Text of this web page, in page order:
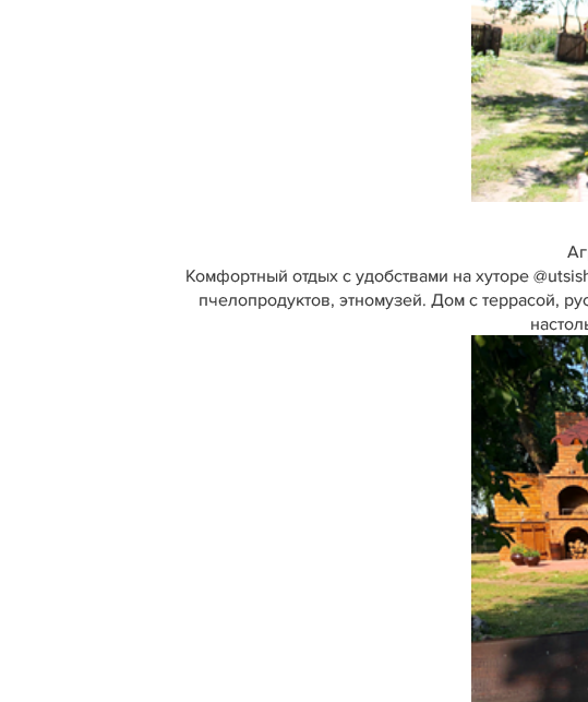
Комфортный отдых с удобствами на хуторе
пчелопродуктов, этномузей. Дом с террасой,